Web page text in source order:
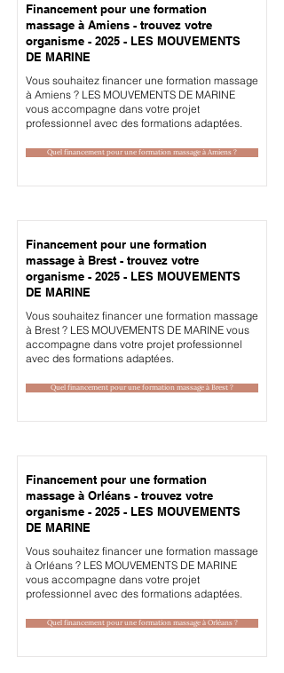
Financement pour une formation
massage à Amiens - trouvez votre
organisme - 2025 - LES MOUVEMENTS
DE MARINE
Vous souhaitez financer une formation massage
à Amiens ? LES MOUVEMENTS DE MARINE
vous accompagne dans votre projet
professionnel avec des formations adaptées.
Quel financement pour une formation massage à Amiens ?
Financement pour une formation
massage à Brest - trouvez votre
organisme - 2025 - LES MOUVEMENTS
DE MARINE
Vous souhaitez financer une formation massage
à Brest ? LES MOUVEMENTS DE MARINE vous
accompagne dans votre projet professionnel
avec des formations adaptées.
Quel financement pour une formation massage à Brest ?
Financement pour une formation
massage à Orléans - trouvez votre
organisme - 2025 - LES MOUVEMENTS
DE MARINE
Vous souhaitez financer une formation massage
à Orléans ? LES MOUVEMENTS DE MARINE
vous accompagne dans votre projet
professionnel avec des formations adaptées.
Quel financement pour une formation massage à Orléans ?